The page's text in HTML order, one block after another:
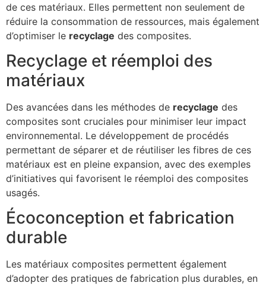
de ces matériaux. Elles permettent non seulement de
réduire la consommation de ressources, mais également
d’optimiser le recyclage des composites.
Recyclage et réemploi des
matériaux
Des avancées dans les méthodes de recyclage des
composites sont cruciales pour minimiser leur impact
environnemental. Le développement de procédés
permettant de séparer et de réutiliser les fibres de ces
matériaux est en pleine expansion, avec des exemples
d’initiatives qui favorisent le réemploi des composites
usagés.
Écoconception et fabrication
durable
Les matériaux composites permettent également
d’adopter des pratiques de fabrication plus durables, en